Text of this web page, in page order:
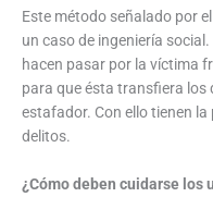
Este método señalado por
un caso de ingeniería
hacen pasar por la víctima
para que ésta transfiera los
estafador. Con ello tienen
delitos.
¿Cómo deben cuidarse los